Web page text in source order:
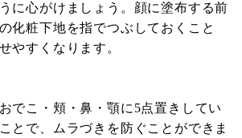
に心がけましょう。顔に塗布する前
化粧下地を指でつぶしておくこと
やすくなります。
でこ・頬・鼻・顎に5点置きしてい
とで、ムラづきを防ぐことができま